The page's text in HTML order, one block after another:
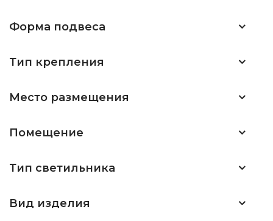
Форма подвеса
Тип крепления
Место размещения
Помещение
Тип светильника
Вид изделия